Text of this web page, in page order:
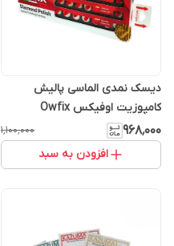
دیسک نمدی الماسی پالیش
کامپوزیت اوفیکس Owfix
۹۶۸٬۰۰۰ ۱٬۱۰۰٬۰۰۰
افزودن به سبد